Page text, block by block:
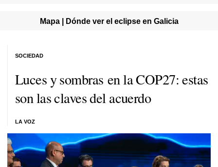
Mapa | Dónde ver el eclipse en Galicia
Luces y sombras en la COP27: estas
son las claves del acuerdo
LA VOZ
SOCIEDAD